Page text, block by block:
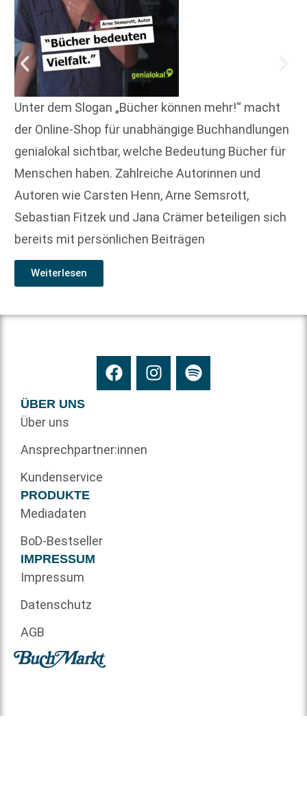
Unter dem Slogan „Bücher können mehr!“ macht
der Online-Shop für unabhängige Buchhandlungen
genialokal sichtbar, welche Bedeutung Bücher für
Menschen haben. Zahlreiche Autorinnen und
Autoren wie Carsten Henn, Arne Semsrott,
Sebastian Fitzek und Jana Crämer beteiligen sich
bereits mit persönlichen Beiträgen
Weiterlesen
ÜBER UNS
Über uns
Ansprechpartner:innen
Kundenservice
PRODUKTE
Mediadaten
BoD-Bestseller
IMPRESSUM
Impressum
Datenschutz
AGB